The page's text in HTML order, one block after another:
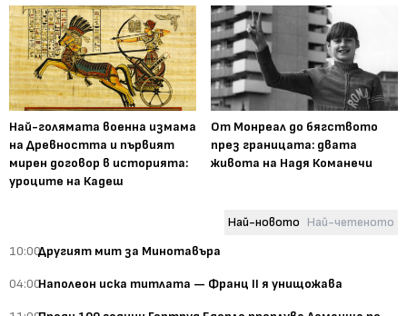
Най-голямата военна измама
на Древността и първият
мирен договор в историята:
уроците на Кадеш
От Монреал до бягството
през границата: двата
живота на Надя Команечи
Най-новото Най-четеното
10:00Другият мит за Минотавъра
04:00Наполеон иска титлата — Франц II я унищожава